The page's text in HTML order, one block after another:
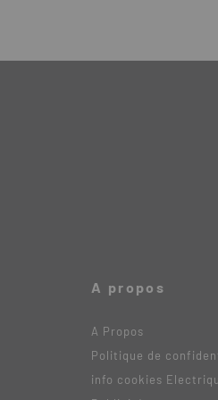
A propos
A Propos
Politique de
info cookies